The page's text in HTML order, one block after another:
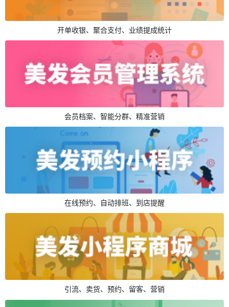
开单收银、聚合支付、业绩提成统计
会员档案、智能分群、精准营销
在线预约、自动排班、到店提醒
引流、卖货、预约、留客、营销